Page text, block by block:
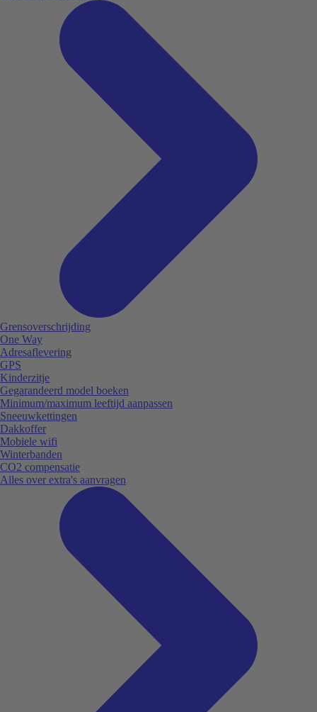
Grensoverschrijding
One Way
Adresaflevering
GPS
Kinderzitje
Gegarandeerd model boeken
Minimum/maximum leeftijd aanpassen
Sneeuwkettingen
Dakkoffer
Mobiele wifi
Winterbanden
CO2 compensatie
Alles over extra's aanvragen